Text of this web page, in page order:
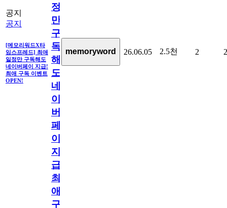
공지
공지
[메모리워드X타
임스프레드] 최애
일정만 구독해도
네이버페이 지급!
최애 구독 이벤트
OPEN!
정
만
구
독
해
도
네
이
버
페
이
지
급!
최
애
구
memoryword 26.06.05 2.5천 2 2